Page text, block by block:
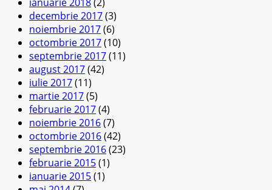
decembrie 2017(3)
noiembrie 2017(6)
octombrie 2017(10)
septembrie 2017(11)
august 2017(42)
iulie 2017(11)
martie 2017(5)
februarie 2017(4)
noiembrie 2016(7)
octombrie 2016(42)
septembrie 2016(23)
februarie 2015(1)
ianuarie 2015(1)